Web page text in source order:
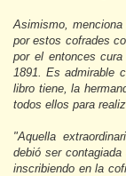
Asimismo,
por estos cofrades
por el entonces
1891. Es admirable
libro tiene, la
todos ellos para
"Aquella
debió ser
inscribiendo en la